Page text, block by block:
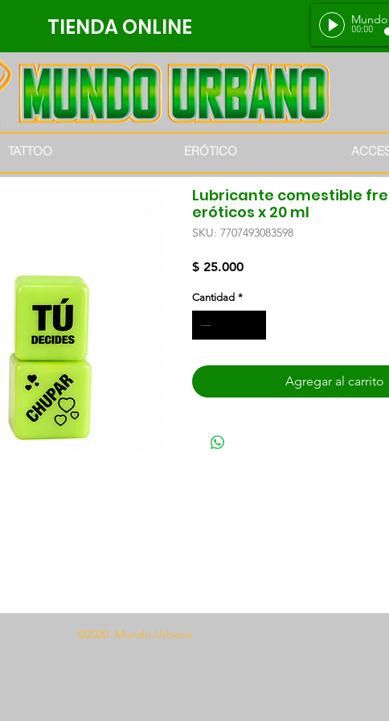
TIENDA ONLINE 00:00
TATTOO ERÓTICO
Lubricante comestible
eróticos x 20 ml
SKU: 7707493083598
$ 25.000Precio
Cantidad *
Agregar al carrito
©2020 Mundo Urbano